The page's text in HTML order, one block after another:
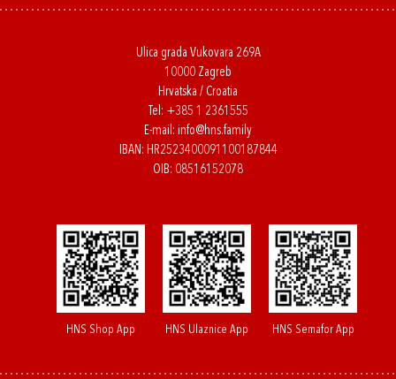
Ulica grada Vukovara 269A
10000 Zagreb
Hrvatska / Croatia
Tel: +385 1 2361555
E-mail: info@hns.family
IBAN: HR2523400091100187844
OIB: 08516152078
HNS Shop App HNS Ulaznice App HNS Semafor App